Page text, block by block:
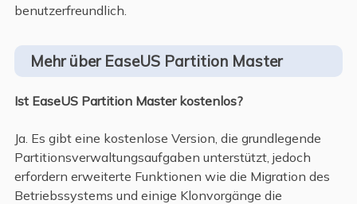
benutzerfreundlich.
Mehr über EaseUS Partition Master
Ist EaseUS Partition Master kostenlos?
Ja. Es gibt eine kostenlose Version, die grundlegende
Partitionsverwaltungsaufgaben unterstützt, jedoch
erfordern erweiterte Funktionen wie die Migration des
Betriebssystems und einige Klonvorgänge die